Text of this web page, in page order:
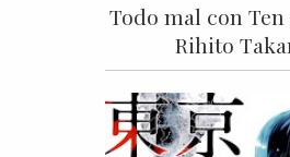
Todo mal con
Rihito